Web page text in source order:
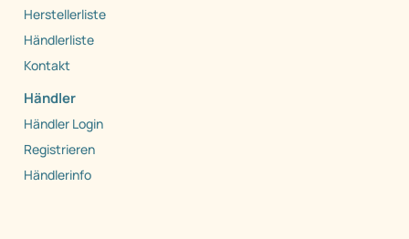
Herstellerliste
Händlerliste
Kontakt
Händler
Händler Login
Registrieren
Händlerinfo